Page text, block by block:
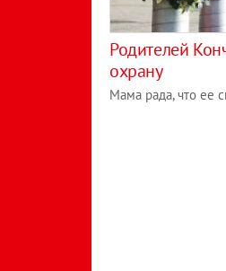
Родителей
охрану
Мама рада, что ее